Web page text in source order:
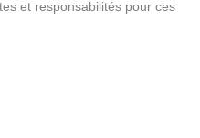
et responsabilités pour ces